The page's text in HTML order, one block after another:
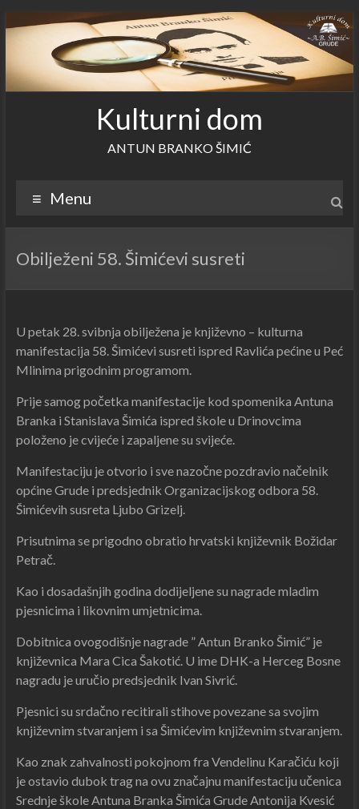
to
Kulturni dom
ANTUN BRANKO ŠIMIĆ
Menu
Obilježeni 58. Šimićevi susreti
U petak 28. svibnja obilježena je književno – kulturna
manifestacija 58. Šimićevi susreti ispred Ravlića pećine u Peć
Mlinima prigodnim programom.
Prije samog početka manifestacije kod spomenika Antuna
Branka i Stanislava Šimića ispred škole u Drinovcima
položeno je cvijeće i zapaljene su svijeće.
Manifestaciju je otvorio i sve nazočne pozdravio načelnik
općine Grude i predsjednik Organizacijskog odbora 58.
Šimićevih susreta Ljubo Grizelj.
Prisutnima se prigodno obratio hrvatski književnik Božidar
Petrač.
Kao i dosadašnjih godina dodijeljene su nagrade mladim
pjesnicima i likovnim umjetnicima.
Dobitnica ovogodišnje nagrade ” Antun Branko Šimić” je
književnica Mara Cica Šakotić. U ime DHK-a Herceg Bosne
nagradu je uručio predsjednik Ivan Sivrić.
Pjesnici su srdačno recitirali stihove povezane sa svojim
književnim stvaranjem i sa Šimićevim književnim stvaranjem.
Kao znak zahvalnosti pokojnom fra Vendelinu Karačiću koji
je ostavio dubok trag na ovu značajnu manifestaciju učenica
Srednje škole Antuna Branka Šimića Grude Antonija Kvesić